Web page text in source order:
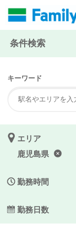
条件検索
キーワード
エリア
鹿児島県
勤務時間
勤務日数